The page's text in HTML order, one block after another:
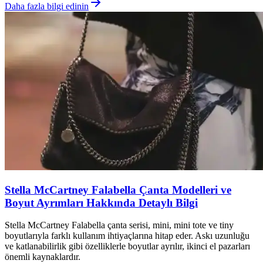
Daha fazla bilgi edinin
Stella McCartney Falabella Çanta Modelleri ve
Boyut Ayrımları Hakkında Detaylı Bilgi
Stella McCartney Falabella çanta serisi, mini, mini tote ve tiny
boyutlarıyla farklı kullanım ihtiyaçlarına hitap eder. Askı uzunluğu
ve katlanabilirlik gibi özelliklerle boyutlar ayrılır, ikinci el pazarları
önemli kaynaklardır.